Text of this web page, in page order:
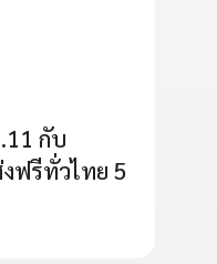
กับ
ฟรีทั่วไทย 5